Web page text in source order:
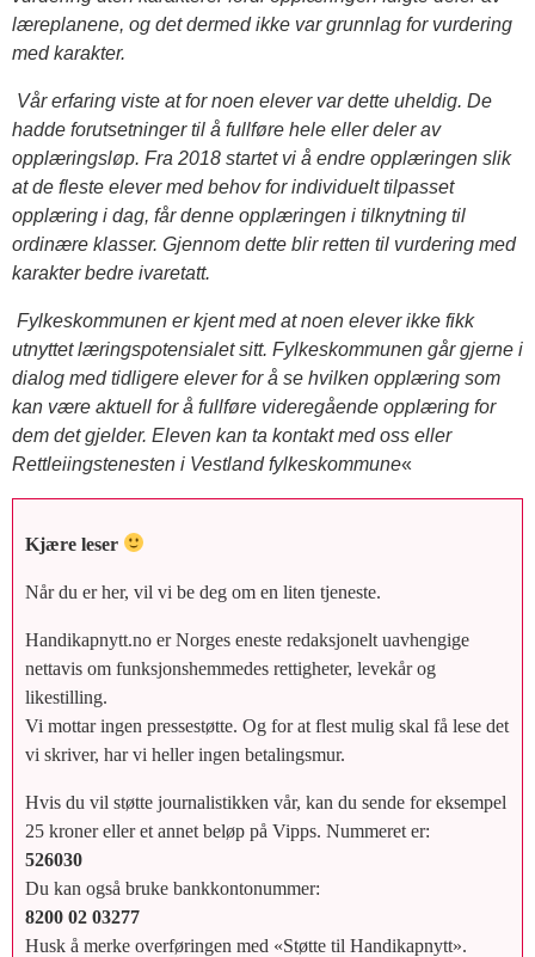
læreplanene, og det dermed ikke var grunnlag for vurdering
med karakter.
Vår erfaring viste at for noen elever var dette uheldig. De
hadde forutsetninger til å fullføre hele eller deler av
opplæringsløp. Fra 2018 startet vi å endre opplæringen slik
at de fleste elever med behov for individuelt tilpasset
opplæring i dag, får denne opplæringen i tilknytning til
ordinære klasser. Gjennom dette blir retten til vurdering med
karakter bedre ivaretatt.
Fylkeskommunen er kjent med at noen elever ikke fikk
utnyttet læringspotensialet sitt. Fylkeskommunen går gjerne i
dialog med tidligere elever for å se hvilken opplæring som
kan være aktuell for å fullføre videregående opplæring for
dem det gjelder. Eleven kan ta kontakt med oss eller
Rettleiingstenesten i Vestland fylkeskommune«
Kjære leser
Når du er her, vil vi be deg om en liten tjeneste.
Handikapnytt.no er Norges eneste redaksjonelt uavhengige
nettavis om funksjonshemmedes rettigheter, levekår og
likestilling.
Vi mottar ingen pressestøtte. Og for at flest mulig skal få lese det
vi skriver, har vi heller ingen betalingsmur.
Hvis du vil støtte journalistikken vår, kan du sende for eksempel
25 kroner eller et annet beløp på Vipps. Nummeret er:
526030
Du kan også bruke bankkontonummer:
8200 02 03277
Husk å merke overføringen med «Støtte til Handikapnytt».